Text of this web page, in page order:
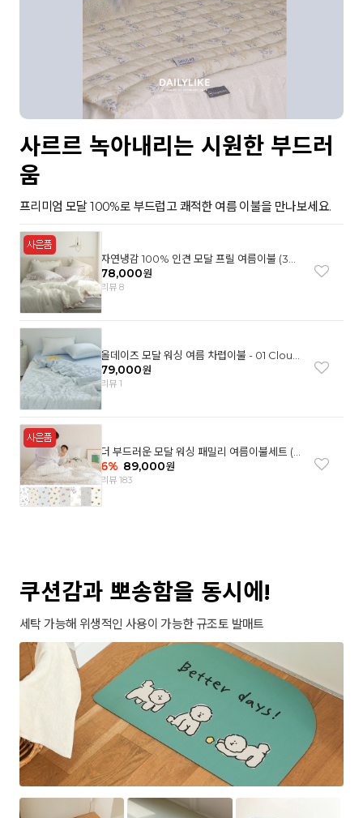
사르르 녹아내리는 시원한 부드러
움
프리미엄 모달 100%로 부드럽고 쾌적한 여름 이불을 만나보세요.
자연냉감 100% 인견 모달 프릴 여름이불 (3컬
러)
78,000원
리뷰 8
올데이즈 모달 워싱 여름 차렵이불 - 01 Cloud
garden(SS)
79,000원
리뷰 1
더 부드러운 모달 워싱 패밀리 여름이불세트 (8
컬러)
6% 89,000원
리뷰 183
쿠션감과 뽀송함을 동시에!
세탁 가능해 위생적인 사용이 가능한 규조토 발매트